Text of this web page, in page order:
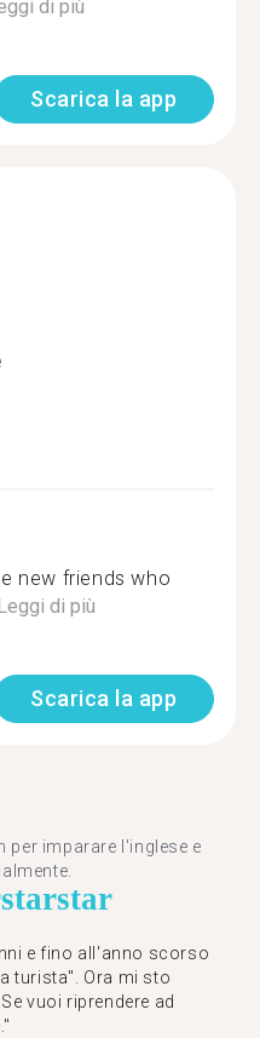
di più
Scarica la app
new friends who
di più
Scarica la app
per imparare l'inglese e
starstar
e fino all'anno scorso
turista". Ora mi sto
vuoi riprendere ad